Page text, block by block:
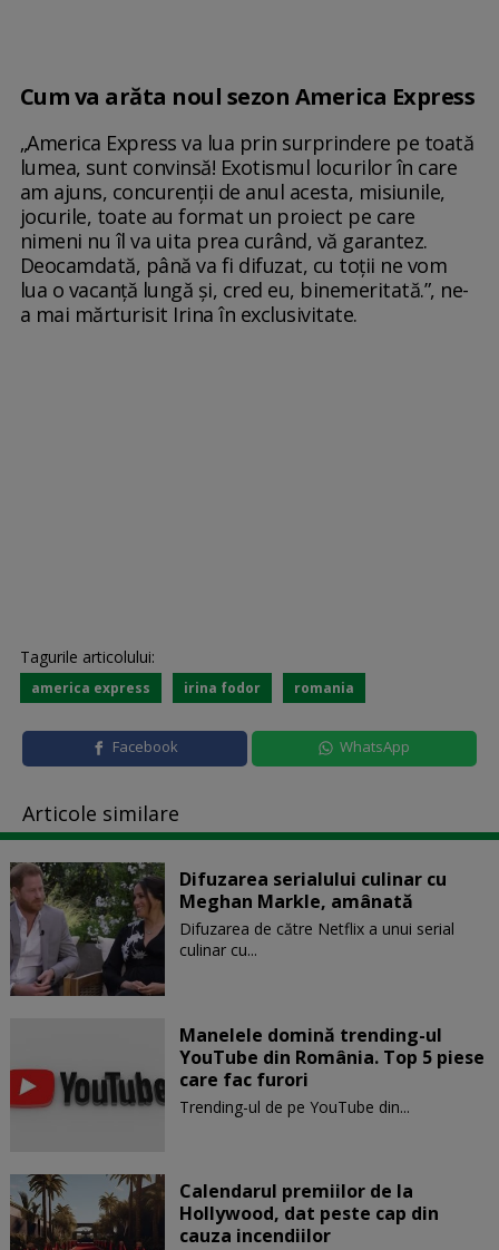
Cum va arăta noul sezon America Express
„America Express va lua prin surprindere pe toată
lumea, sunt convinsă! Exotismul locurilor în care
am ajuns, concurenții de anul acesta, misiunile,
jocurile, toate au format un proiect pe care
nimeni nu îl va uita prea curând, vă garantez.
Deocamdată, până va fi difuzat, cu toții ne vom
lua o vacanță lungă și, cred eu, binemeritată.”, ne-
a mai mărturisit Irina în exclusivitate.
Tagurile articolului:
america express irina fodor romania
Facebook WhatsApp
Articole similare
Difuzarea serialului culinar cu
Meghan Markle, amânată
Difuzarea de către Netflix a unui serial
culinar cu...
Manelele domină trending-ul
YouTube din România. Top 5 piese
care fac furori
Trending-ul de pe YouTube din...
Calendarul premiilor de la
Hollywood, dat peste cap din
cauza incendiilor